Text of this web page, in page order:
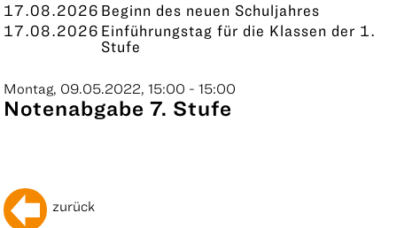
17.08.2026 Beginn des neuen Schuljahres
17.08.2026 Einführungstag für die Klassen der 1.
Stufe
Montag, 09.05.2022, 15:00 - 15:00
Notenabgabe 7. Stufe
zurück